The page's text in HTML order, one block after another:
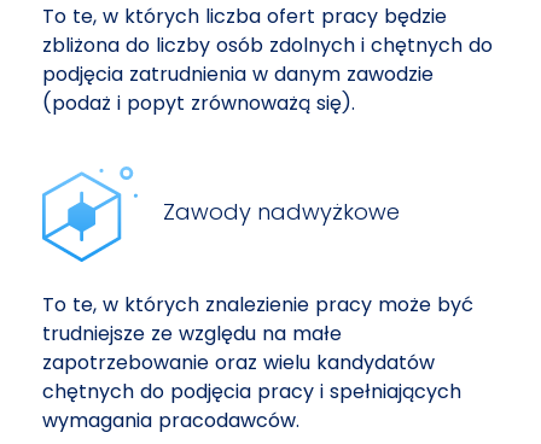
To te, w których liczba ofert pracy będzie
zbliżona do liczby osób zdolnych i chętnych do
podjęcia zatrudnienia w danym zawodzie
(podaż i popyt zrównoważą się).
Zawody nadwyżkowe
To te, w których znalezienie pracy może być
trudniejsze ze względu na małe
zapotrzebowanie oraz wielu kandydatów
chętnych do podjęcia pracy i spełniających
wymagania pracodawców.